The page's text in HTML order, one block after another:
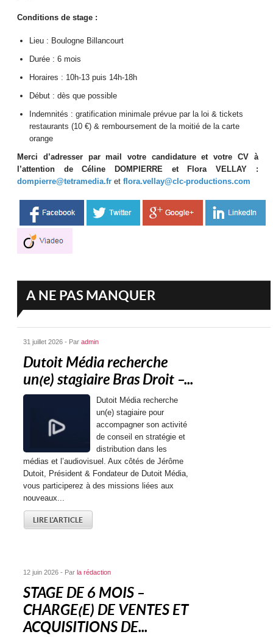
Conditions de stage :
Lieu : Boulogne Billancourt
Durée : 6 mois
Horaires : 10h-13 puis 14h-18h
Début : dès que possible
Indemnités : gratification minimale prévue par la loi & tickets
restaurants (10 €) &remboursement de la moitié de la carte
orange
Merci d’adresser par mail votre candidature et votre CV à
l’attention de Céline DOMPIERRE et Flora VELLAY :
dompierre@tetramedia.fr etflora.vellay@clc-productions.com
A NE PAS MANQUER
31 juillet 2026 - Paradmin
Dutoit Média recherche
un(e) stagiaire Bras Droit –...
Dutoit Média recherche
un(e) stagiaire pour
accompagner son activité
de conseil en stratégie et
distribution dans les
médias et l’audiovisuel. Aux côtés de Jérôme
Dutoit, Président & Fondateur de Dutoit Média,
vous participerez à des missions liées aux
nouveaux...
LIRE L'ARTICLE
12 juin 2026 - Par la rédaction
STAGE DE 6 MOIS –
CHARGE(E) DE VENTES ET
ACQUISITIONS DE...